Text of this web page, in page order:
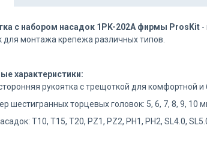
с набором насадок 1PK-202A фирмы ProsKit -
для монтажа крепежа различных типов.
характеристики:
рукоятка с трещоткой для комфортной
шестигранных торцевых головок: 5, 6, 7, 8, 9, 10
T10, T15, T20, PZ1, PZ2, PH1, PH2, SL4.0,